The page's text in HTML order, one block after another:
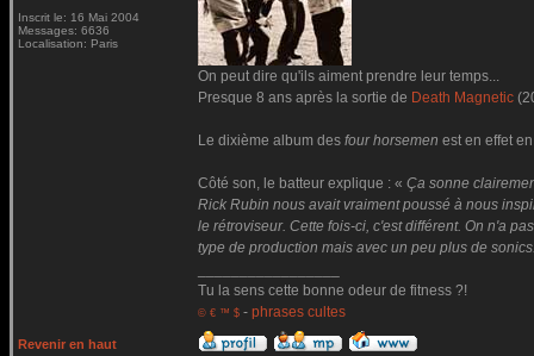
Inscrit le: 16 Mai 2004
Messages: 6636
Localisation: Paris
On peut dire qu'ils aiment prendre leur temps...
Presque 8 ans après la sortie de Death Magnetic
Le dixième album des four horsemen est en effet
Côté son, le batteur explique : « Ça sonne
Rick Rubin nous avait vraiment poussé à nous
le rétroviseur. Cette fois-ci, c'est différent. On n'a
type de production mais avec un peu plus de
Tu la sens cette bonne odeur de fitness ?!
© € ™ $ - phrases cultes
Revenir en haut